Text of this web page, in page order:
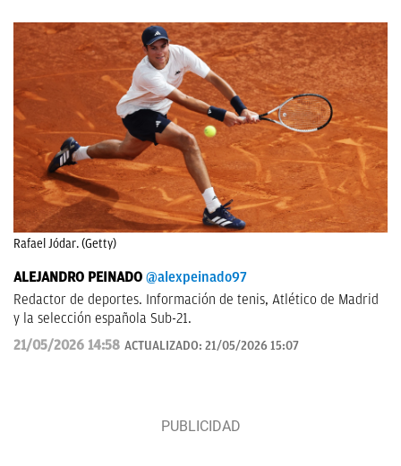
Rafael Jódar. (Getty)
ALEJANDRO PEINADO @alexpeinado97
Redactor de deportes. Información de tenis, Atlético de Madrid
y la selección española Sub-21.
21/05/2026 14:58 ACTUALIZADO: 21/05/2026 15:07